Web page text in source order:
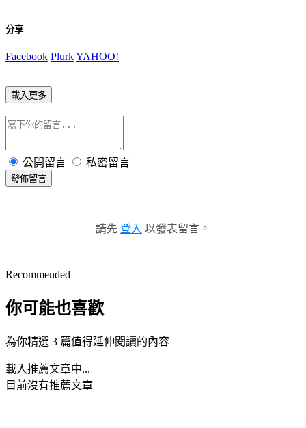
分享
Facebook PlurkYAHOO!
載入更多
公開留言 私密留言
發佈留言
請先 登入 以發表留言。
Recommended
你可能也喜歡
為你精選 3 篇值得延伸閱讀的內容
載入推薦文章中...
目前沒有推薦文章